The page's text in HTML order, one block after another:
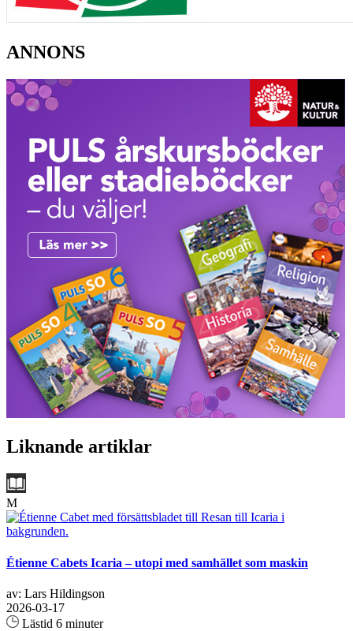
ANNONS
Liknande artiklar
M
Étienne Cabets Icaria – utopi med samhället som maskin
av: Lars Hildingson
2026-03-17
Lästid 6 minuter